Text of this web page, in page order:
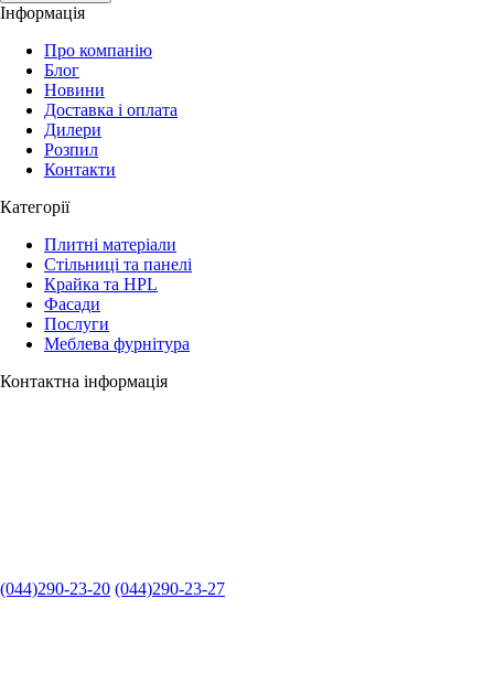
Інформація
Про компанію
Блог
Новини
Доставка і оплата
Дилери
Розпил
Контакти
Категорії
Плитні матеріали
Стільниці та панелі
Крайка та HPL
Фасади
Послуги
Меблева фурнітура
Контактна інформація
(044)290-23-20 (044)290-23-27